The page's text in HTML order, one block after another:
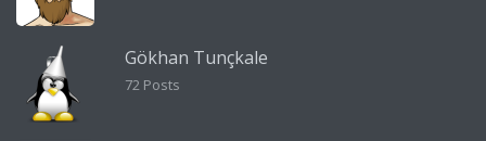
Gökhan Tunçkale
72 Posts